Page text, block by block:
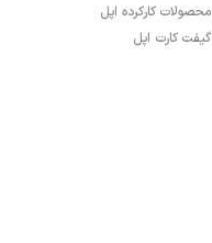
محصولات کارکرده اپل
گیفت کارت اپل